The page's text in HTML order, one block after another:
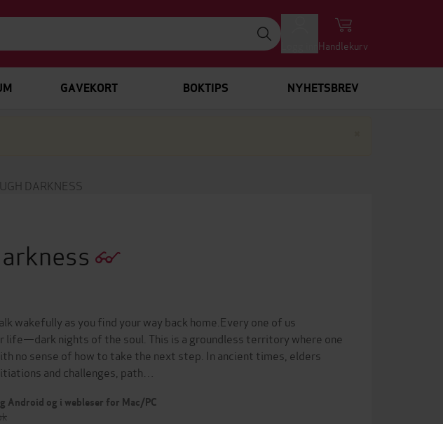
Handlekurv
GAVEKORT BOKTIPS NYHETSBREV
DARKNESS
wakefully as you find your way back home.Every one of us
life—dark nights of the soul. This is a groundless territory where one
no sense of how to take the next step. In ancient times, elders
and challenges, path…
Android og i webleser for Mac/PC